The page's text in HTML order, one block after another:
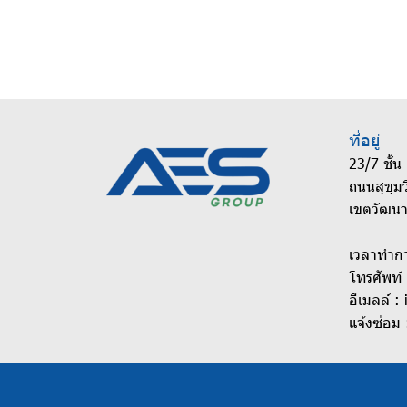
ที่อยู่
23/7 ชั้น
ถนนสุขุม
เขตวัฒน
เวลาทำ
โทรศัพ
อีเมลล์ :
แจ้งซ่อ